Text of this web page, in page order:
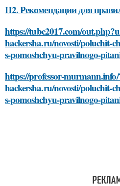
H2. Рекомендации для
https://tube2017.com/
hackersha.ru/novosti/poluchit-
s-pomoshchyu-pravilnogo-
https://professor-
hackersha.ru/novosti/poluchit-
s-pomoshchyu-pravilnogo-